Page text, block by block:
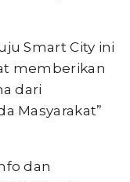
Smart City ini
memberikan
dari
Masyarakat”
dan